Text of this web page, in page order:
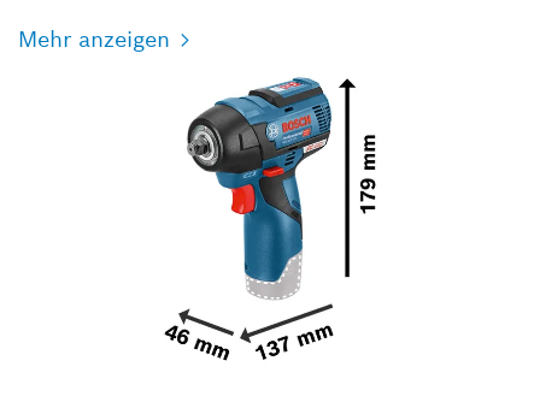
Mehr anzeigen